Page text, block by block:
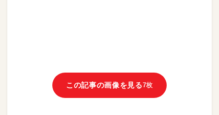
この記事の画像を見る7枚